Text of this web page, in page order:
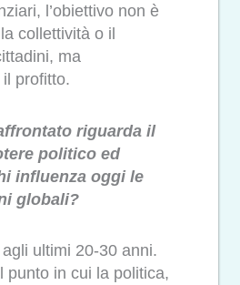
l’obiettivo non è
collettività o il
ma
profitto.
riguarda il
politico ed
influenza oggi le
globali?
ultimi 20-30 anni.
punto in cui la politica,